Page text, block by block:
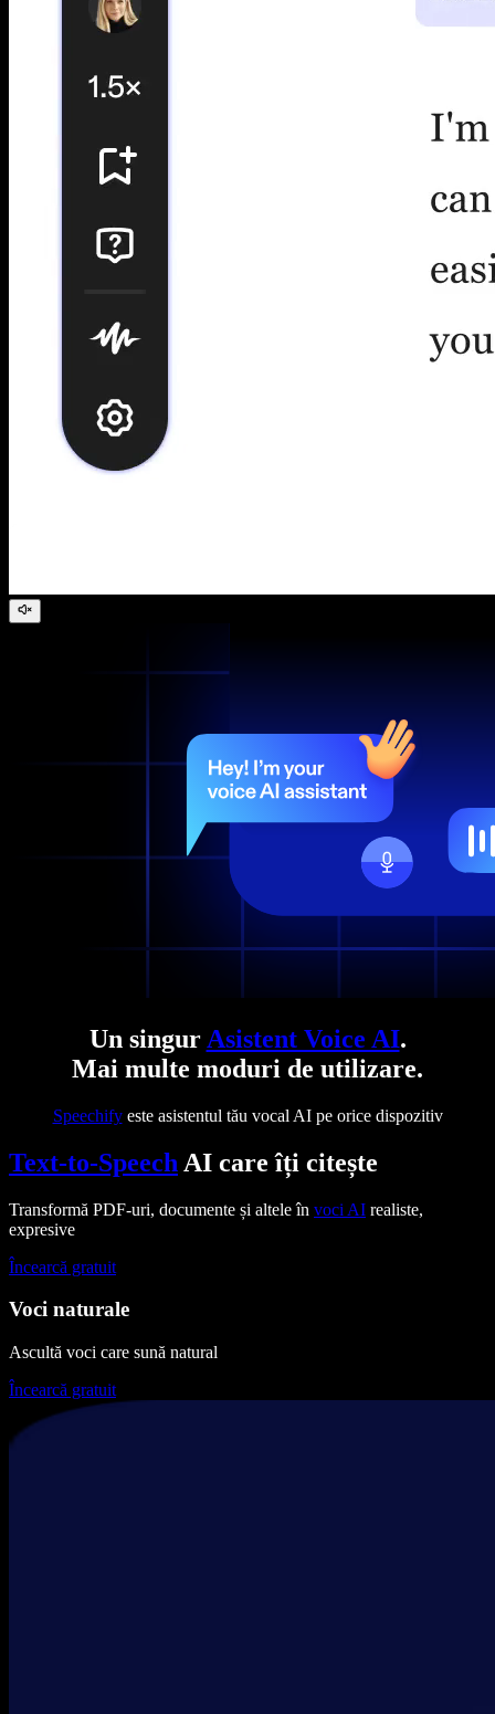
Un singur Asistent Voice AI.
Mai multe moduri de utilizare.
Speechifyeste asistentul tău vocal AI pe orice dispozitiv
Text-to-Speech AI care îți citește
Transformă PDF-uri, documente și altele în voci AI realiste,
expresive
Încearcă gratuit
Voci naturale
Ascultă voci care sună natural
Încearcă gratuit